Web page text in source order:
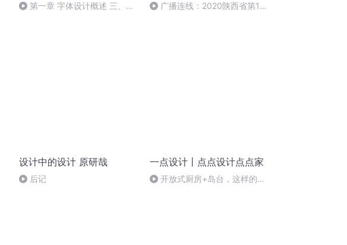
第一章 字体设计概述 三、字
广播连线：2020陕西省第11
设计中的设计 原研哉
后记
一点设计丨点点设计点点家
开放式厨房+岛台，这样的装